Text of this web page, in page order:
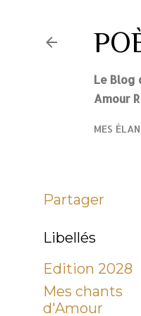
Le Blog
Amour
MES
Partager
Libellés
Edition 2028
Mes chants
d'Amour